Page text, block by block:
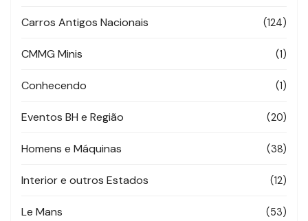
Carros Antigos Nacionais (124)
CMMG Minis (1)
Conhecendo (1)
Eventos BH e Região (20)
Homens e Máquinas (38)
Interior e outros Estados (12)
Le Mans (53)